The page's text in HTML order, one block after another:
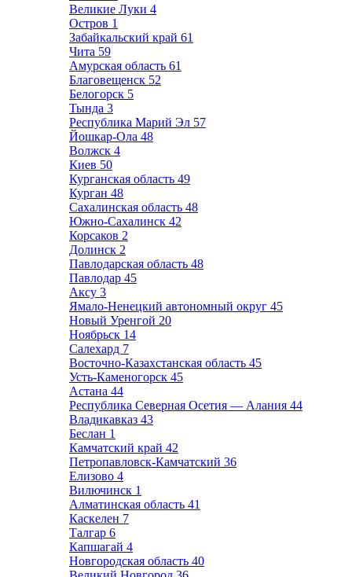
Великие Луки 4
Остров 1
Забайкальский край 61
Чита 59
Амурская область 61
Благовещенск 52
Белогорск 5
Тында 3
Республика Марий Эл 57
Йошкар-Ола 48
Волжск 4
Киев 50
Курганская область 49
Курган 48
Сахалинская область 48
Южно-Сахалинск 42
Корсаков 2
Долинск 2
Павлодарская область 48
Павлодар 45
Аксу 3
Ямало-Ненецкий автономный округ 45
Новый Уренгой 20
Ноябрьск 14
Салехард 7
Восточно-Казахстанская область 45
Усть-Каменогорск 45
Астана 44
Республика Северная Осетия — Алания 44
Владикавказ 43
Беслан 1
Камчатский край 42
Петропавловск-Камчатский 36
Елизово 4
Вилючинск 1
Алматинская область 41
Каскелен 7
Талгар 6
Капшагай 4
Новгородская область 40